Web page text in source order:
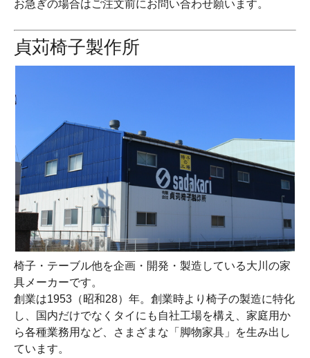
お急ぎの場合はご注文前にお問い合わせ願います。
貞苅椅子製作所
椅子・テーブル他を企画・開発・製造している大川の家
具メーカーです。
創業は1953（昭和28）年。創業時より椅子の製造に特化
し、国内だけでなくタイにも自社工場を構え、家庭用か
ら各種業務用など、さまざまな「脚物家具」を生み出し
ています。